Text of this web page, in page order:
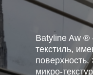
Batyline Aw ®
текстиль,
микро-